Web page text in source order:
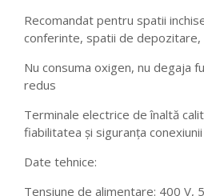
Recomandat pentru spatii
conferinte, spatii de depozitare,
Nu consuma oxigen, nu degaja
redus
Terminale electrice de înaltă
fiabilitatea și siguranța conexiunii
Date tehnice:
Tensiune de alimentare: 400 V,